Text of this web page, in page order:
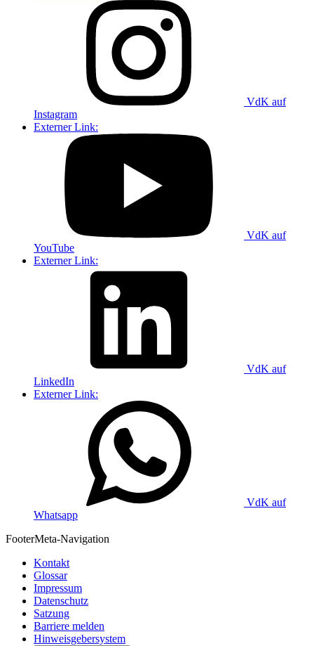
VdK auf
Instagram
Externer Link:
VdK auf
YouTube
Externer Link:
VdK auf
LinkedIn
Externer Link:
VdK auf
Whatsapp
FooterMeta-Navigation
Kontakt
Glossar
Impressum
Datenschutz
Satzung
Barriere melden
Hinweisgebersystem